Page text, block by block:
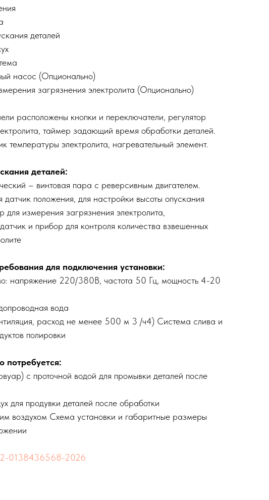
деталей
насос (Опционально)
загрязнения электролита (Опционально)
расположены кнопки и переключатели, регулятор
таймер задающий время обработки деталей.
температуры электролита, нагревательный элемент.
деталей:
– винтовая пара с реверсивным двигателем.
датчик положения, для настройки высоты опускания
для измерения загрязнения электролита,
и прибор для контроля количества взвешенных
для подключения установки:
напряжение 220/380В, частота 50 Гц, мощность 4-20
вода
расход не менее 500 м 3 /ч4) Система слива и
полировки
потребуется:
с проточной водой для промывки деталей после
для продувки деталей после обработки
воздухом Схема установки и габаритные размеры
0138436568-2026